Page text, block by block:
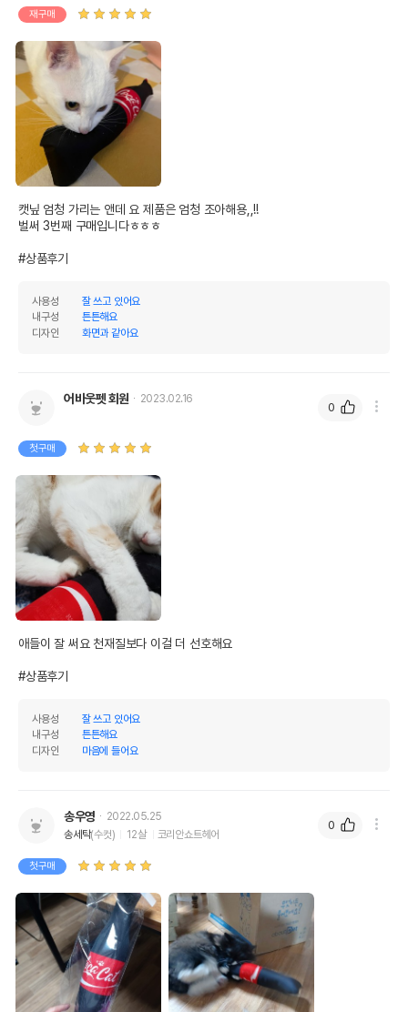
AS책임자와 전화번호
또는 소비자상담 관련
전화번호
유통기한
재구매
캣닢 엄청 가리는 앤데 요 제품은 엄청 조아해용,,!!
벌써 3번째 구매입니다ㅎㅎㅎ
#상품후기
사용성
잘 쓰고 있어요
내구성
튼튼해요
디자인
화면과 같아요
어바웃펫 회원 2023.02.16
첫구매
애들이 잘 써요 천재질보다 이걸 더 선호해요
#상품후기
사용성
잘 쓰고 있어요
내구성
튼튼해요
디자인
마음에 들어요
0
송우영
2022.05.25
송세탁(수컷) 12살 코리안쇼트헤어
첫구매
0